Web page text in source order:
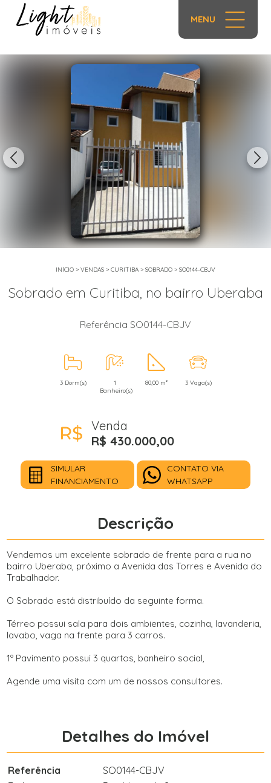
MENU
INÍCIO > VENDAS > CURITIBA > SOBRADO > SO0144-CBJV
Sobrado em Curitiba, no bairro Uberaba
Referência SO0144-CBJV
3 Dorm(s)
1
Banheiro(s)
80,00 m² 3 Vaga(s)
Venda
R$ 430.000,00
SIMULAR
FINANCIAMENTO
CONTATO VIA
WHATSAPP
Descrição
Vendemos um excelente sobrado de frente para a rua no
bairro Uberaba, próximo a Avenida das Torres e Avenida do
Trabalhador.
O Sobrado está distribuído da seguinte forma.
Térreo possui sala para dois ambientes, cozinha, lavanderia,
lavabo, vaga na frente para 3 carros.
1º Pavimento possui 3 quartos, banheiro social,
Agende uma visita com um de nossos consultores.
Detalhes do Imóvel
Referência
SO0144-CBJV